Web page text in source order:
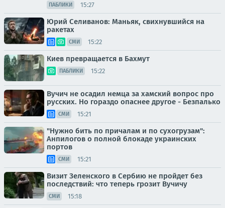
ПАБЛИКИ 15:27
Юрий Селиванов: Маньяк, свихнувшийся на
ракетах
СМИ 15:22
Киев превращается в Бахмут
ПАБЛИКИ 15:22
Вучич не осадил немца за хамский вопрос про
русских. Но гораздо опаснее другое - Безпалько
СМИ 15:21
"Нужно бить по причалам и по сухогрузам":
Анпилогов о полной блокаде украинских
портов
СМИ 15:21
Визит Зеленского в Сербию не пройдет без
последствий: что теперь грозит Вучичу
СМИ 15:18